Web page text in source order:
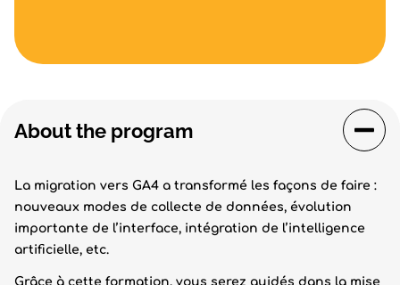
About the program
La migration vers GA4 a transformé les façons de faire :
nouveaux modes de collecte de données, évolution
importante de l’interface, intégration de l’intelligence
artificielle, etc.
Grâce à cette formation, vous serez guidés dans la mise